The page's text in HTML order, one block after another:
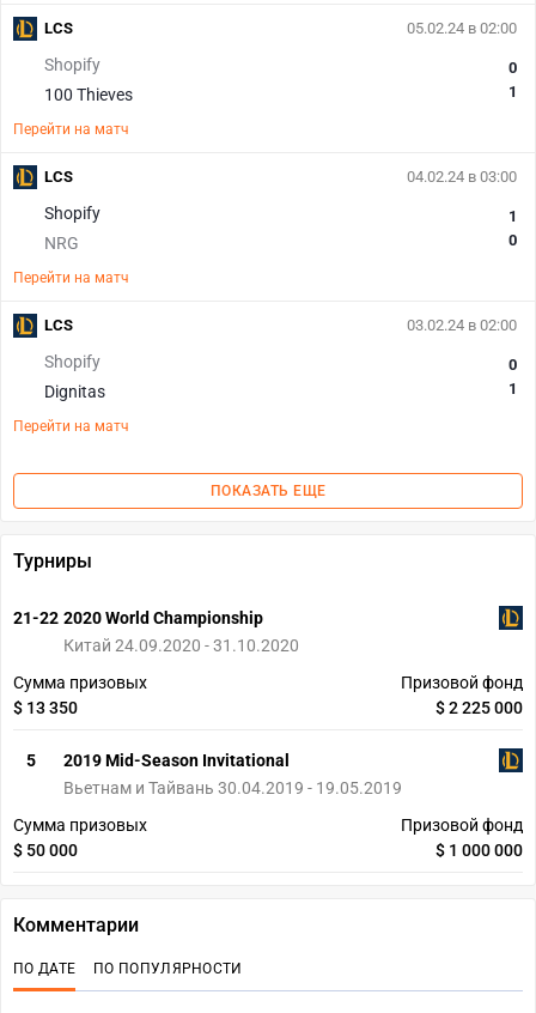
05.02.24 в 02:00
Shopify
100 Thieves
0
1
Перейти на матч
LCS
04.02.24 в 03:00
Shopify
NRG
1
0
Перейти на матч
LCS
03.02.24 в 02:00
Shopify
Dignitas
0
1
Перейти на матч
LCS
ПОКАЗАТЬ ЕЩЕ
Турниры
21-22 2020 World Championship
Китай 24.09.2020 - 31.10.2020
Сумма призовых
$ 13 350
Призовой фонд
$ 2 225 000
5
2019 Mid-Season Invitational
Вьетнам и Тайвань 30.04.2019 - 19.05.2019
Сумма призовых
$ 50 000
Призовой фонд
$ 1 000 000
Комментарии
ПО ДАТЕ ПО ПОПУЛЯРНОСТИ